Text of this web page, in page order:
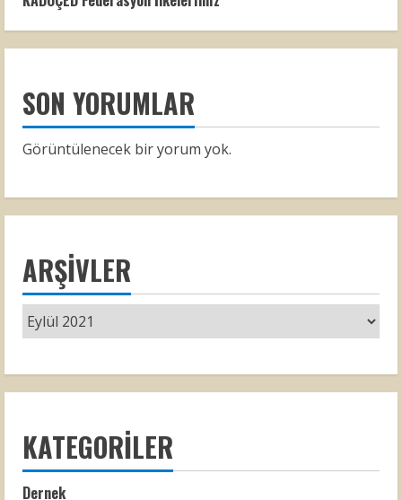
SON YORUMLAR
Görüntülenecek bir yorum yok.
ARŞIVLER
KATEGORILER
Dernek